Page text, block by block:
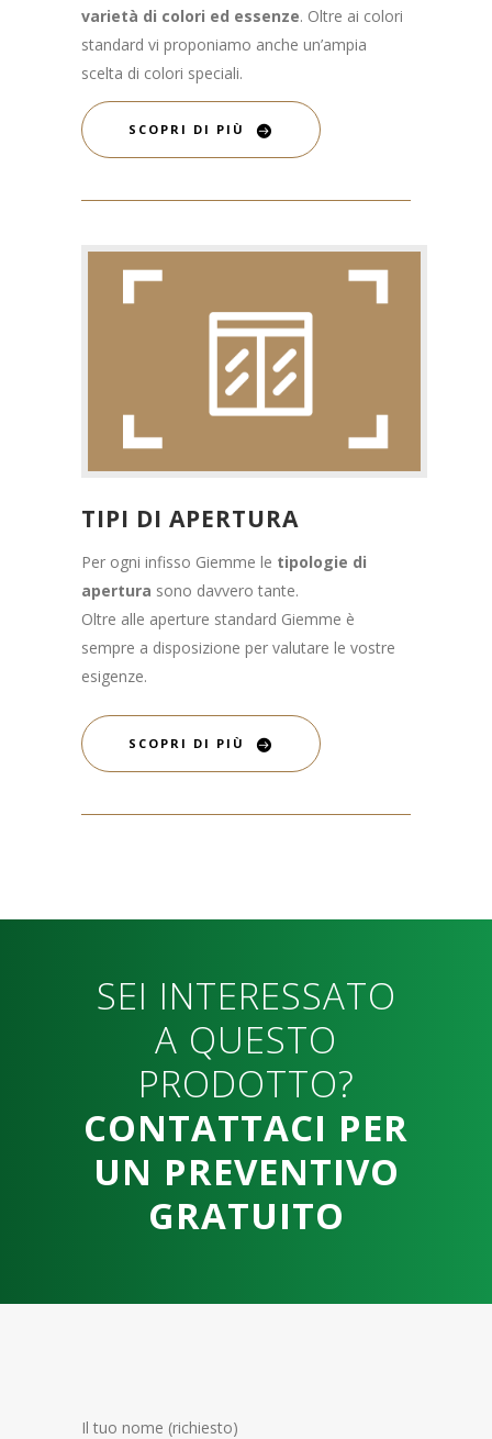
varietà di colori ed essenze. Oltre ai colori
standard vi proponiamo anche un’ampia
scelta di colori speciali.
SCOPRI DI PIÙ
TIPI DI APERTURA
Per ogni infisso Giemme le tipologie di
apertura sono davvero tante.
Oltre alle aperture standard Giemme è
sempre a disposizione per valutare le vostre
esigenze.
SCOPRI DI PIÙ
SEI INTERESSATO
A QUESTO
PRODOTTO?
CONTATTACI PER
UN PREVENTIVO
GRATUITO
Il tuo nome (richiesto)